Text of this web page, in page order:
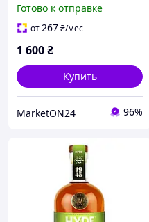
Готово к отправке
от267₴/мес
1 600₴
Купить
MarketON24 96%